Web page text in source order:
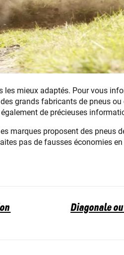
les mieux adaptés. Pour vous
grands fabricants de pneus ou
de précieuses
marques proposent des pneus
pas de fausses économies
Diagonale